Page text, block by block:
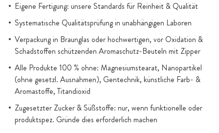
Eigene Fertigung: unsere Standards für Reinheit & Qualität
Systematische Qualitätsprüfung in unabhängigen Laboren
Verpackung in Braunglas oder hochwertigen, vor Oxidation &
Schadstoffen schützenden Aromaschutz-Beuteln mit Zipper
Alle Produkte 100 % ohne: Magnesiumstearat, Nanopartikel
(ohne gesetzl. Ausnahmen), Gentechnik, künstliche Farb- &
Aromastoffe, Titandioxid
Zugesetzter Zucker & Süßstoffe: nur, wenn funktionelle oder
produktspez. Gründe dies erforderlich machen